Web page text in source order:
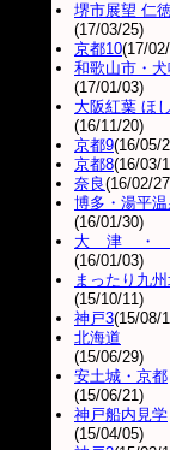
堺市展望 仁
(17/03/25)
京都10(17/
和歌山市・犬
(17/01/03)
大阪紅葉 ほ
(16/11/20)
京都9(16/05/
京都8(16/03/
奈良(16/02/
博多・湯平温
(16/01/30)
大津・
(16/01/03)
まったり九
(15/10/11)
神戸3(15/08/
北海道
(15/06/29)
安土城・京都
(15/06/21)
神戸船内見学
(15/04/05)